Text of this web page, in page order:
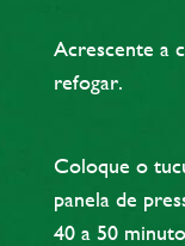
Acrescente a
refogar.
Coloque o
panela de
40 a 50